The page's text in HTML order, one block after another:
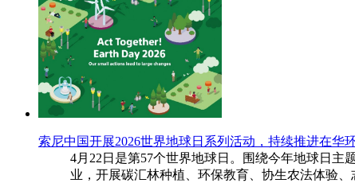
索尼中国开展2026世界地球日系列活动，持续推进在华
4月22日是第57个世界地球日。围绕今年地球日主
业，开展碳汇林种植、环保教育、协生农法体验